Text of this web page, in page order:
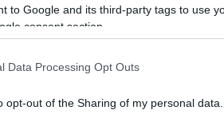
to Google and its third-party tags to use
consent section.
Data Processing Opt Outs
opt-out of the Sharing of my personal data.
trionfa con Bèru, miglior